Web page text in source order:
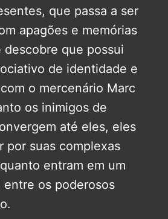
que passa a ser
apagões e memórias
descobre que possui
de identidade e
o mercenário Marc
os inimigos de
até eles, eles
por suas complexas
entram em um
os poderosos